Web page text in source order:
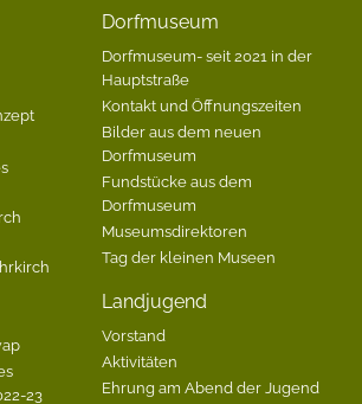
23
Dorfmuseum
Dorfmuseum- seit 2021 in der
Hauptstraße
Kontakt und Öffnungszeiten
Bilder aus dem neuen
Dorfmuseum
Fundstücke aus dem
Dorfmuseum
Museumsdirektoren
Tag der kleinen Museen
Landjugend
Vorstand
Aktivitäten
Ehrung am Abend der Jugend